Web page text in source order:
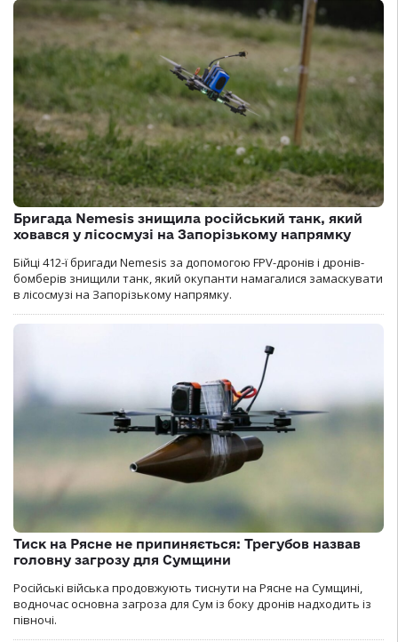
Бригада Nemesis знищила російський танк, який
ховався у лісосмузі на Запорізькому напрямку
Бійці 412-ї бригади Nemesis за допомогою FPV-дронів і дронів-
бомберів знищили танк, який окупанти намагалися замаскувати
в лісосмузі на Запорізькому напрямку.
Тиск на Рясне не припиняється: Трегубов назвав
головну загрозу для Сумщини
Російські війська продовжують тиснути на Рясне на Сумщині,
водночас основна загроза для Сум із боку дронів надходить із
півночі.